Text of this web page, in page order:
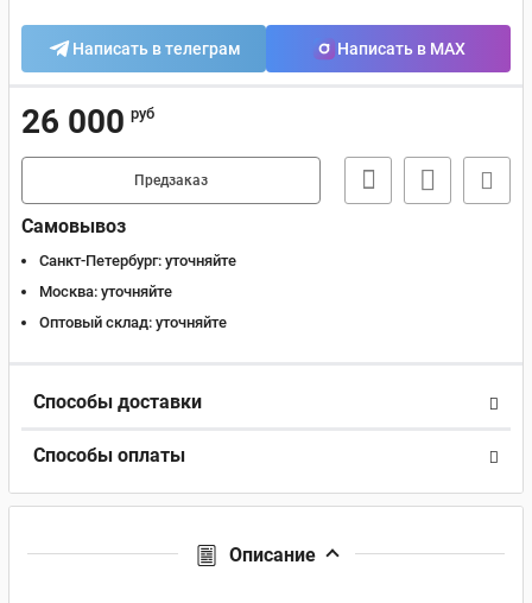
Написать в телеграм Написать в MAX
26 000 руб
Предзаказ
Самовывоз
Санкт-Петербург: уточняйте
Москва: уточняйте
Оптовый склад: уточняйте
Способы доставки
Способы оплаты
Описание